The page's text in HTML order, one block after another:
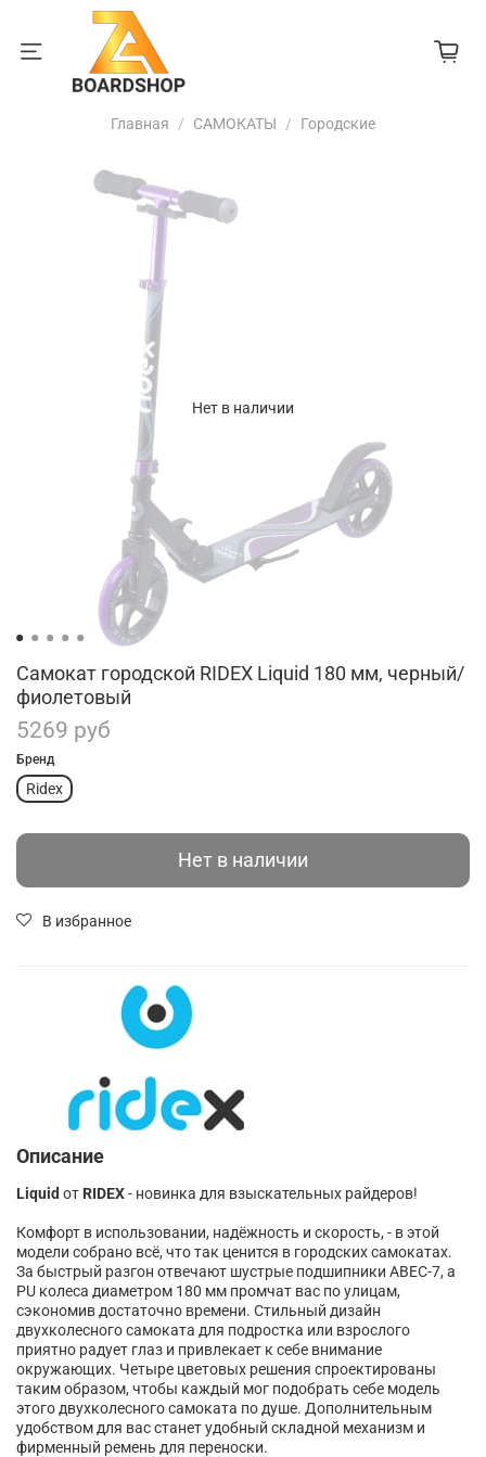
Главная САМОКАТЫ Городские
Нет в наличии
Самокат городской RIDEX Liquid 180 мм, черный/
фиолетовый
5269 руб
Бренд
Ridex
Нет в наличии
В избранное
Описание
Liquid от RIDEX- новинка для взыскательных райдеров!
Комфорт в использовании, надёжность и скорость, - в этой
модели собрано всё, что так ценится в городских самокатах.
За быстрый разгон отвечают шустрые подшипники ABEC-7, а
PU колеса диаметром 180 мм промчат вас по улицам,
сэкономив достаточно времени. Стильный дизайн
двухколесного самоката для подростка или взрослого
приятно радует глаз и привлекает к себе внимание
окружающих. Четыре цветовых решения спроектированы
таким образом, чтобы каждый мог подобрать себе модель
этого двухколесного самоката по душе. Дополнительным
удобством для вас станет удобный складной механизм и
фирменный ремень для переноски.